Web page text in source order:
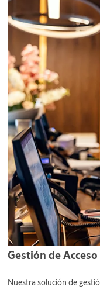
Gestión de Acceso
Nuestra solución de